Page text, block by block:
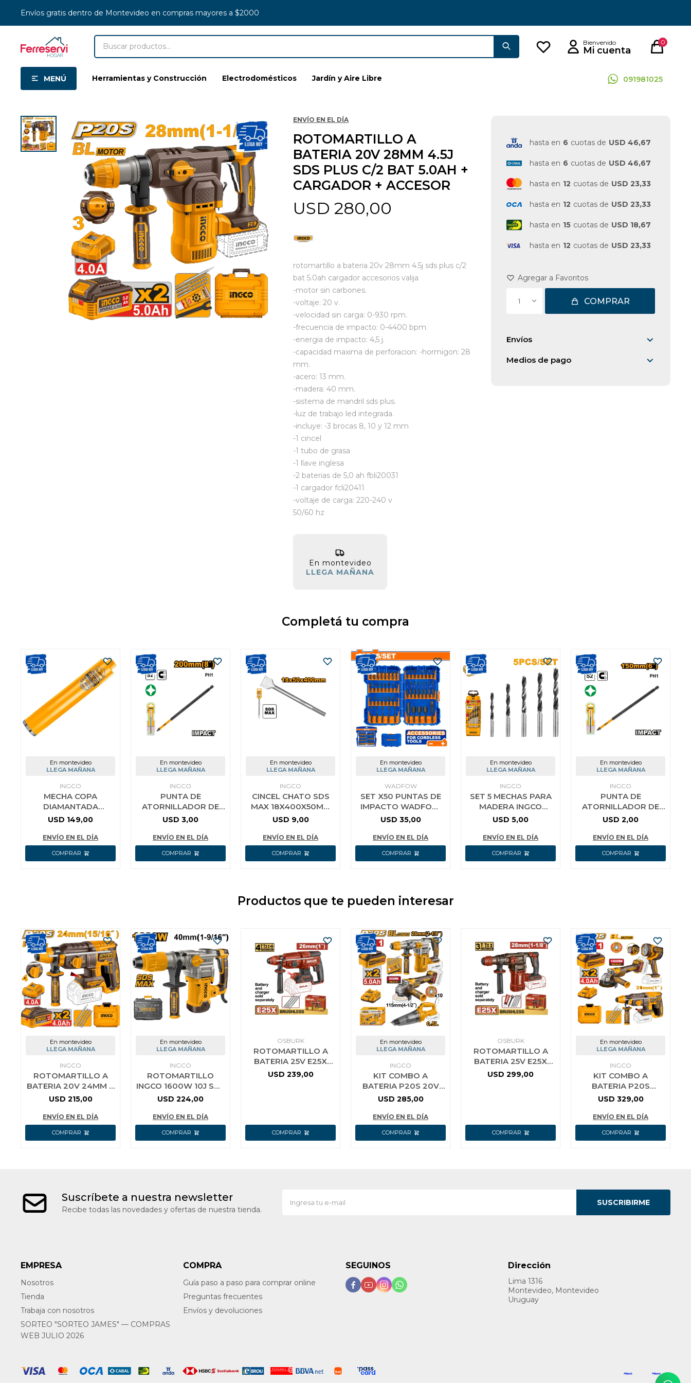
MENÚ Herramientas y Construcción Electrodomésticos Jardín y Aire Libre 091981025
0
Envíos gratis dentro de Montevideo en compras mayores a $2000
ENVÍO EN EL DÍA
ROTOMARTILLO A
BATERIA 20V 28MM 4.5J
SDS PLUS C/2 BAT 5.0AH +
CARGADOR + ACCESOR
USD 280,00
rotomartillo a bateria 20v 28mm 4.5j sds plus c/2
bat 5.0ah cargador accesorios valija
-motor sin carbones.
-voltaje: 20 v.
-velocidad sin carga: 0-930 rpm.
-frecuencia de impacto: 0-4400 bpm.
-energia de impacto: 4,5 j.
-capacidad maxima de perforacion: -hormigon: 28
mm.
-acero: 13 mm.
-madera: 40 mm.
-sistema de mandril sds plus.
-luz de trabajo led integrada.
-incluye: -3 brocas 8, 10 y 12 mm
-1 cincel
-1 tubo de grasa
-1 llave inglesa
-2 baterias de 5,0 ah fbli20031
-1 cargador fcli20411
-voltaje de carga: 220-240 v
50/60 hz
En montevideo
LLEGA MAÑANA
hasta en 6 cuotas de USD 46,67
hasta en 6 cuotas de USD 46,67
hasta en 12 cuotas de USD 23,33
hasta en 12 cuotas de USD 23,33
hasta en 15 cuotas de USD 18,67
hasta en 12 cuotas de USD 23,33
1 COMPRAR
Envíos
Medios de pago
Completá tu compra
En montevideo
LLEGA MAÑANA
INGCO
MECHA COPA
DIAMANTADA
SACATESTIGOS
Ø102MMX450MM
INGCO DCB581028
USD 149,00
ENVÍO EN EL DÍA
En montevideo
LLEGA MAÑANA
INGCO
PUNTA DE
ATORNILLADOR DE
IMPACTO 8´´ INGCO
USD 3,00
ENVÍO EN EL DÍA
En montevideo
LLEGA MAÑANA
INGCO
CINCEL CHATO SDS
MAX 18X400X50MM
INGCO DBC0224002
USD 9,00
ENVÍO EN EL DÍA
En montevideo
LLEGA MAÑANA
WADFOW
SET X50 PUNTAS DE
IMPACTO WADFOW
WSV2005
USD 35,00
ENVÍO EN EL DÍA
En montevideo
LLEGA MAÑANA
INGCO
SET 5 MECHAS PARA
MADERA INGCO
AKD5058
USD 5,00
ENVÍO EN EL DÍA
En montevideo
LLEGA MAÑANA
INGCO
PUNTA DE
ATORNILLADOR DE
IMPACTO 6´´ INGCO
USD 2,00
ENVÍO EN EL DÍA
Productos que te pueden interesar
En montevideo
LLEGA MAÑANA
INGCO
ROTOMARTILLO A
BATERIA 20V 24MM +
2 BAT 4.0AH +
ACCESORIOS + VALIJA
I
USD 215,00
ENVÍO EN EL DÍA
En montevideo
LLEGA MAÑANA
INGCO
ROTOMARTILLO
INGCO 1600W 10J SDS
MAX RH1600388
USD 224,00
ENVÍO EN EL DÍA
OSBURK
ROTOMARTILLO A
BATERIA 25V E25X
26MM 1P+ 3 MECHAS
USD 239,00
En montevideo
LLEGA MAÑANA
INGCO
KIT COMBO A
BATERIA P20S 20V
C/ROTOMARTILLO +
ASPIRADORA C/ 2
BATER
USD 285,00
ENVÍO EN EL DÍA
OSBURK
ROTOMARTILLO A
BATERIA 25V E25X
28MM 1-1/8+
USD 299,00
En montevideo
LLEGA MAÑANA
INGCO
KIT COMBO A
BATERIA P20S
ROTOMARTILLO
.A 4½ 115MM +
LINTERNA
USD 329,00
ENVÍO EN EL DÍA
Suscríbete a nuestra newsletter
Recibe todas las novedades y ofertas de nuestra tienda.
SUSCRIBIRME
EMPRESA
Nosotros
Tienda
Trabaja con nosotros
SORTEO "SORTEO JAMES" — COMPRAS
WEB JULIO 2026
COMPRA
Guía paso a paso para comprar online
Preguntas frecuentes
Envíos y devoluciones
Dirección
Lima 1316
Montevideo, Montevideo
Uruguay
SEGUINOS
   